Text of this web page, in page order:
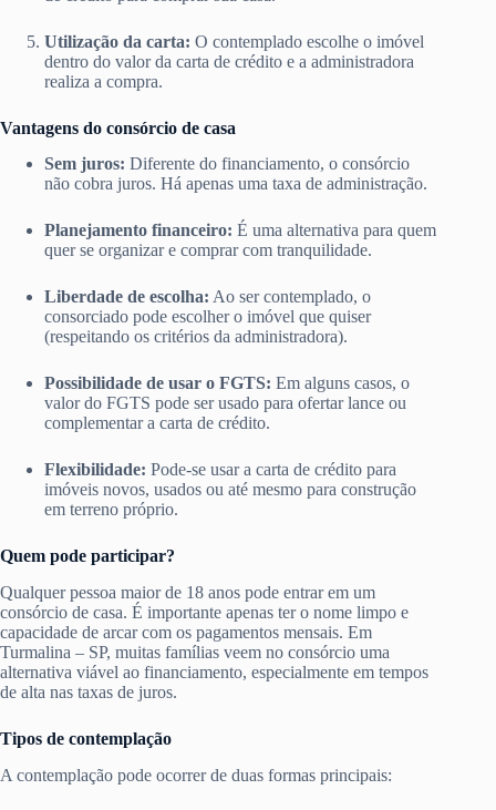
Utilização da carta: O contemplado escolhe o imóvel
dentro do valor da carta de crédito e a administradora
realiza a compra.
Vantagens do consórcio de casa
Sem juros: Diferente do financiamento, o consórcio
não cobra juros. Há apenas uma taxa de administração.
Planejamento financeiro: É uma alternativa para quem
quer se organizar e comprar com tranquilidade.
Liberdade de escolha: Ao ser contemplado, o
consorciado pode escolher o imóvel que quiser
(respeitando os critérios da administradora).
Possibilidade de usar o FGTS: Em alguns casos, o
valor do FGTS pode ser usado para ofertar lance ou
complementar a carta de crédito.
Flexibilidade: Pode-se usar a carta de crédito para
imóveis novos, usados ou até mesmo para construção
em terreno próprio.
Quem pode participar?
Qualquer pessoa maior de 18 anos pode entrar em um
consórcio de casa. É importante apenas ter o nome limpo e
capacidade de arcar com os pagamentos mensais. Em
Turmalina – SP, muitas famílias veem no consórcio uma
alternativa viável ao financiamento, especialmente em tempos
de alta nas taxas de juros.
Tipos de contemplação
A contemplação pode ocorrer de duas formas principais: